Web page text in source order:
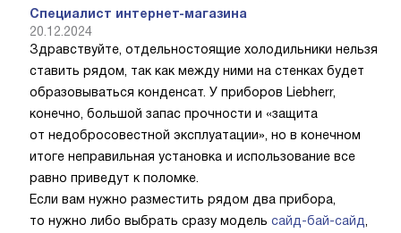
Специалист интернет-магазина
20.12.2024
Здравствуйте, отдельностоящие холодильники нельзя
ставить рядом, так как между ними на стенках будет
образовываться конденсат. У приборов Liebherr,
конечно, большой запас прочности и «защита
от недобросовестной эксплуатации», но в конечном
итоге неправильная установка и использование все
равно приведут к поломке.
Если вам нужно разместить рядом два прибора,
то нужно либо выбрать сразу модель сайд-бай-сайд